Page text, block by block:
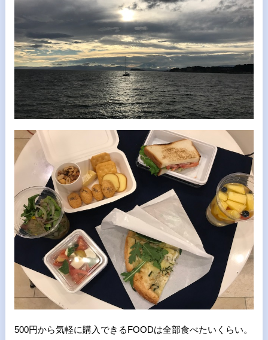
500円から気軽に購入できるFOODは全部食べたいくらい。